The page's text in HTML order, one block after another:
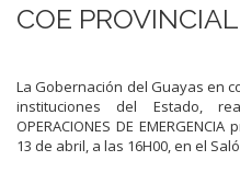
COE
La Gobernación del Guayas en
instituciones del Estado,
OPERACIONES DE
13 de abril, a las 16H00, en el